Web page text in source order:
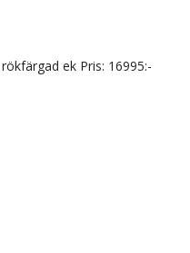
ek Pris: 16995:-